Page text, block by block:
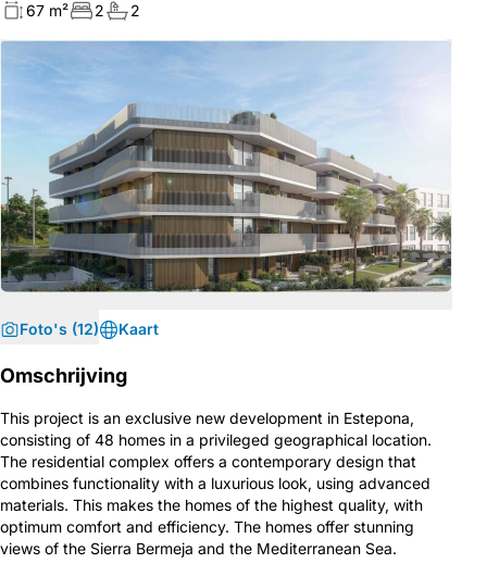
67 m² 2 2
Foto's (12) Kaart
Omschrijving
This project is an exclusive new development in Estepona,
consisting of 48 homes in a privileged geographical location.
The residential complex offers a contemporary design that
combines functionality with a luxurious look, using advanced
materials. This makes the homes of the highest quality, with
optimum comfort and efficiency. The homes offer stunning
views of the Sierra Bermeja and the Mediterranean Sea.